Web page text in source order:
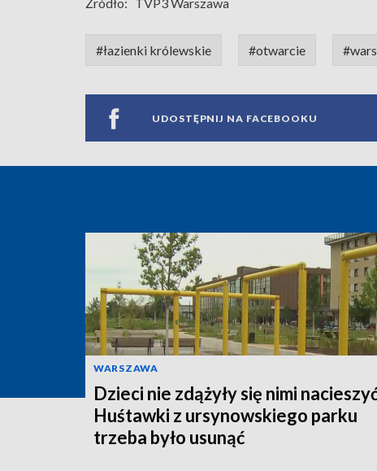
Źródło: TVP3 Warszawa
#łazienki królewskie #otwarcie
UDOSTĘPNIJ NA FACEBOOKU
WARSZAWA
Dzieci nie zdążyły się nimi
Huśtawki z ursynowskiego parku
trzeba było usunąć